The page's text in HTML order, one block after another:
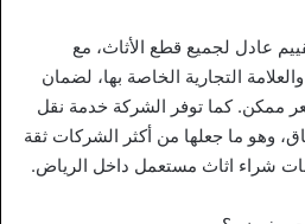
عادل لجميع قطع الأثاث، مع
التجارية الخاصة بها، لضمان
كما توفر الشركة خدمة نقل
وهو ما جعلها من أكثر الشركات ثقة
شراء اثاث مستعمل داخل الرياض.